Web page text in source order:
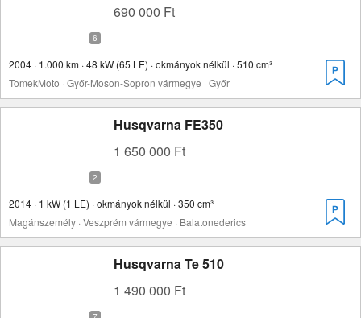
690 000 Ft
2004 · 1.000 km · 48 kW (65 LE) · okmányok nélkül · 510 cm³
TomekMoto · Győr-Moson-Sopron vármegye · Győr
Husqvarna FE350
1 650 000 Ft
2014 · 1 kW (1 LE) · okmányok nélkül · 350 cm³
Magánszemély · Veszprém vármegye · Balatonederics
Husqvarna Te 510
1 490 000 Ft